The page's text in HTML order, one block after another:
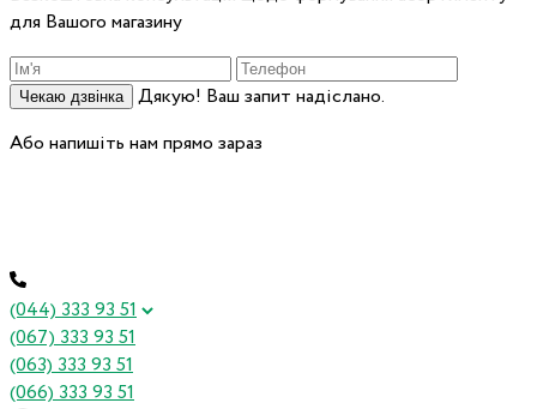
для Вашого магазину
Чекаю дзвінка
Дякую! Ваш запит надіслано.
Або напишіть нам прямо зараз
(044) 333 93 51
(067) 333 93 51
(063) 333 93 51
(066) 333 93 51